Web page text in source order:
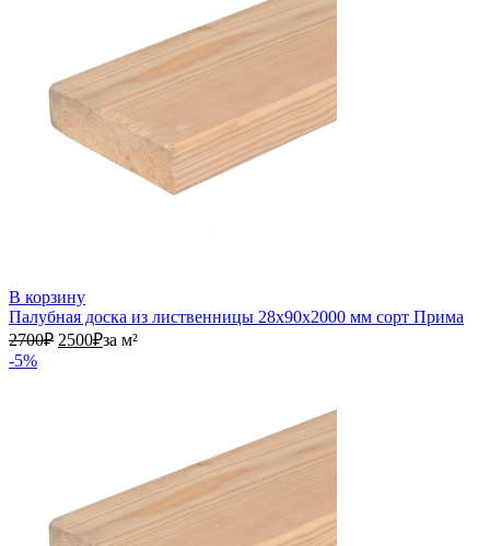
В корзину
Палубная доска из лиственницы 28х90х2000 мм сорт Прима
2700₽ 2700₽.
2500₽2500₽.
за м²
-5%